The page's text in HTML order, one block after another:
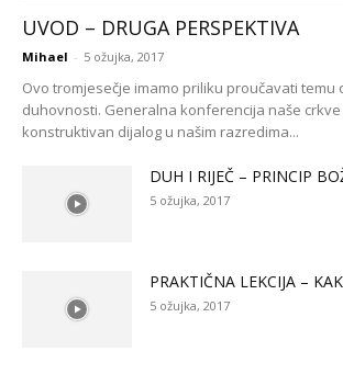
UVOD – DRUGA PERSPEKTIVA
Mihael - 5 ožujka, 2017
Ovo tromjesečje imamo priliku proučavati temu
duhovnosti. Generalna konferencija naše
konstruktivan dijalog u našim razredima...
DUH I RIJEČ – PRINCIP
5 ožujka, 2017
PRAKTIČNA LEKCIJA –
5 ožujka, 2017